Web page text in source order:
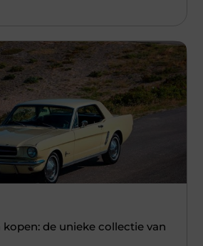
kopen: de unieke collectie van